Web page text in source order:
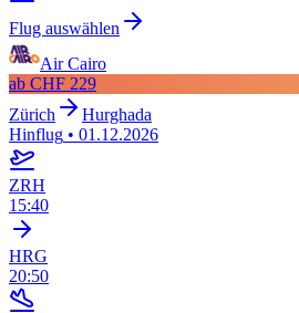
Flug auswählen
Air Cairo
ab CHF 229
Zürich
Hurghada
Hinflug • 01.12.2026
ZRH
15:40
HRG
20:50